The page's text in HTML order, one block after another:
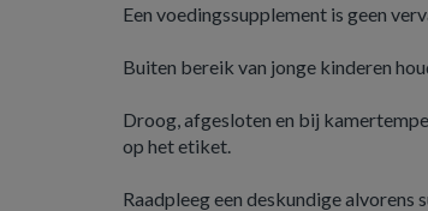
Een voedingssupplement is geen
Buiten bereik van jonge kinderen
Droog, afgesloten en bij
op het etiket.
Raadpleeg een deskundige alvorens